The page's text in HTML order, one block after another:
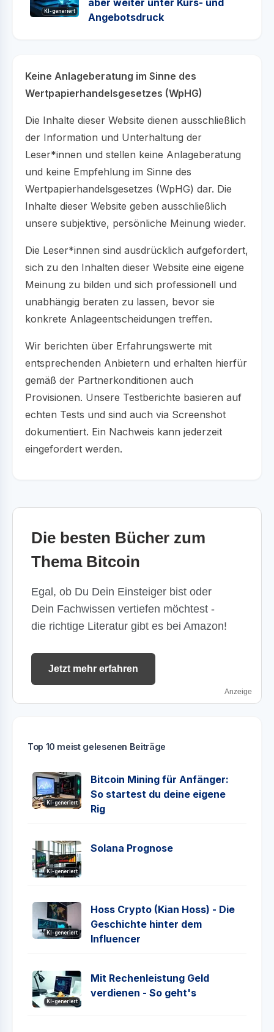
KI-generiert
Angebotsdruck
Keine Anlageberatung im Sinne des
Wertpapierhandelsgesetzes (WpHG)
Die Inhalte dieser Website dienen ausschließlich
der Information und Unterhaltung der
Leser*innen und stellen keine Anlageberatung
und keine Empfehlung im Sinne des
Wertpapierhandelsgesetzes (WpHG) dar. Die
Inhalte dieser Website geben ausschließlich
unsere subjektive, persönliche Meinung wieder.
Die Leser*innen sind ausdrücklich aufgefordert,
sich zu den Inhalten dieser Website eine eigene
Meinung zu bilden und sich professionell und
unabhängig beraten zu lassen, bevor sie
konkrete Anlageentscheidungen treffen.
Wir berichten über Erfahrungswerte mit
entsprechenden Anbietern und erhalten hierfür
gemäß der Partnerkonditionen auch
Provisionen. Unsere Testberichte basieren auf
echten Tests und sind auch via Screenshot
dokumentiert. Ein Nachweis kann jederzeit
eingefordert werden.
Die besten Bücher zum
Thema Bitcoin
Egal, ob Du Dein Einsteiger bist oder
Dein Fachwissen vertiefen möchtest -
die richtige Literatur gibt es bei Amazon!
Jetzt mehr erfahren
Anzeige
Top 10 meist gelesenen Beiträge
KI-generiert
Bitcoin Mining für Anfänger:
So startest du deine eigene
Rig
KI-generiert
Solana Prognose
KI-generiert
Hoss Crypto (Kian Hoss) - Die
Geschichte hinter dem
Influencer
KI-generiert
Mit Rechenleistung Geld
verdienen - So geht's